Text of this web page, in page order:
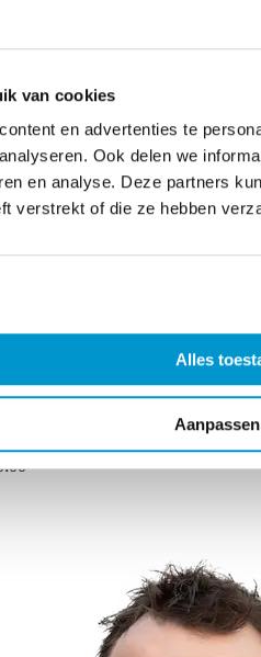
van cookies
en advertenties te
Ook delen we
en analyse. Deze partners
verstrekt of die ze hebben
Alles
Aanpassen